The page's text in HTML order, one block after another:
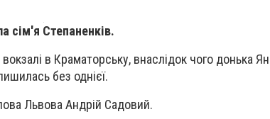
сім'я Степаненків.
в Краматорську, внаслідок чого донька
без однієї.
Львова Андрій Садовий.